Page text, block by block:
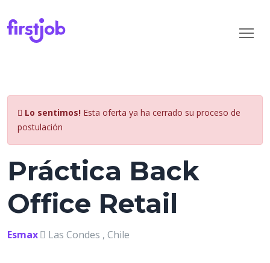
Lo sentimos! Esta oferta ya ha cerrado su proceso de
postulación
Práctica Back
Office Retail
Esmax Las Condes , Chile